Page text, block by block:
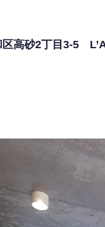
区高砂2丁目3-5